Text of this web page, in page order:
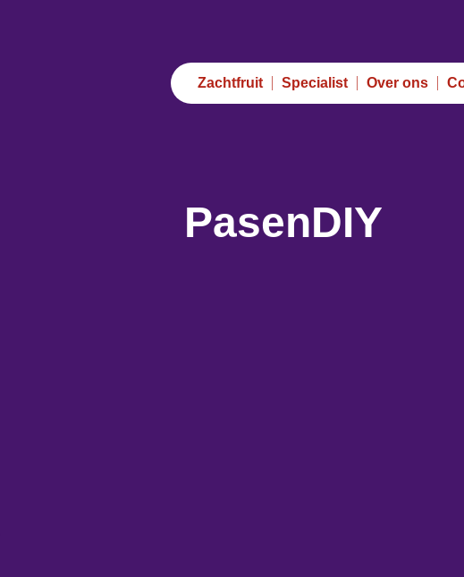
Zachtfruit Specialist Over ons
PasenDIY